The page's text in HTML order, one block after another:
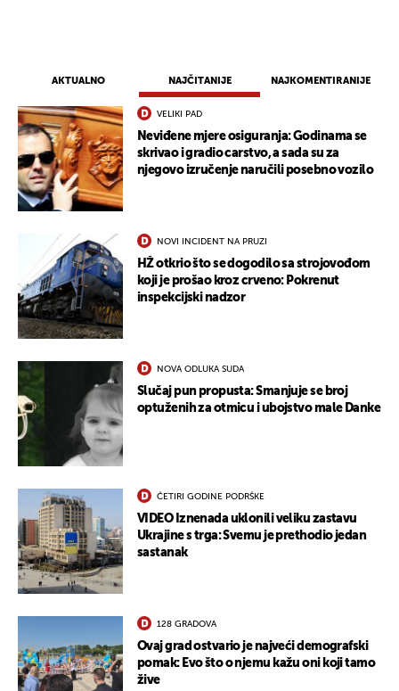
AKTUALNO NAJČITANIJE NAJKOMENTIRANIJE
VELIKI PAD
Neviđene mjere osiguranja: Godinama se
skrivao i gradio carstvo, a sada su za
njegovo izručenje naručili posebno vozilo
NOVI INCIDENT NA PRUZI
HŽ otkrio što se dogodilo sa strojovođom
koji je prošao kroz crveno: Pokrenut
inspekcijski nadzor
NOVA ODLUKA SUDA
Slučaj pun propusta: Smanjuje se broj
optuženih za otmicu i ubojstvo male Danke
ČETIRI GODINE PODRŠKE
VIDEO Iznenada uklonili veliku zastavu
Ukrajine s trga: Svemu je prethodio jedan
sastanak
128 GRADOVA
Ovaj grad ostvario je najveći demografski
pomak: Evo što o njemu kažu oni koji tamo
žive